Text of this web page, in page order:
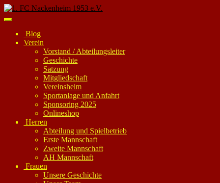
Skip
to
content
Toggle
navigationBlog
Verein
Vorstand / Abteilungsleiter
Geschichte
Satzung
Mitgliedschaft
Vereinsheim
Sportanlage und Anfahrt
Sponsoring 2025
Onlineshop
Herren
Abteilung und Spielbetrieb
Erste Mannschaft
Zweite Mannschaft
AH Mannschaft
Frauen
Unsere Geschichte